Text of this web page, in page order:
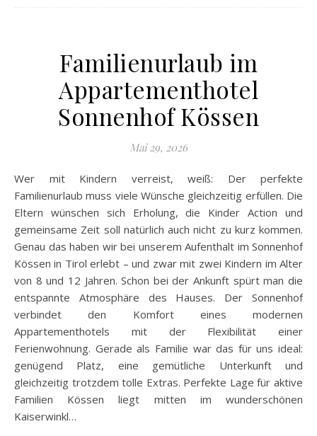
Familienurlaub im
Appartementhotel
Sonnenhof Kössen
Mai 29, 2026
Wer mit Kindern verreist, weiß: Der perfekte
Familienurlaub muss viele Wünsche gleichzeitig erfüllen. Die
Eltern wünschen sich Erholung, die Kinder Action und
gemeinsame Zeit soll natürlich auch nicht zu kurz kommen.
Genau das haben wir bei unserem Aufenthalt im Sonnenhof
Kössen in Tirol erlebt – und zwar mit zwei Kindern im Alter
von 8 und 12 Jahren. Schon bei der Ankunft spürt man die
entspannte Atmosphäre des Hauses. Der Sonnenhof
verbindet den Komfort eines modernen
Appartementhotels mit der Flexibilität einer
Ferienwohnung. Gerade als Familie war das für uns ideal:
genügend Platz, eine gemütliche Unterkunft und
gleichzeitig trotzdem tolle Extras. Perfekte Lage für aktive
Familien Kössen liegt mitten im wunderschönen
Kaiserwinkl…